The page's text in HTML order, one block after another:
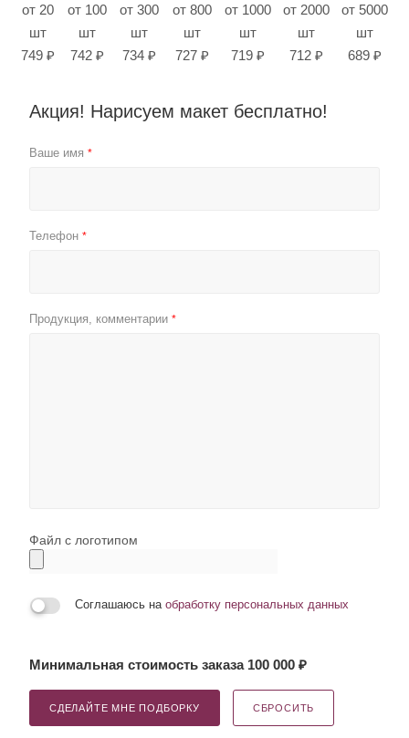
от 20
шт
749 ₽
от 100
шт
742 ₽
от 300
шт
734 ₽
от 800
шт
727 ₽
от 1000
шт
719 ₽
от 2000
шт
712 ₽
от 5000
шт
689 ₽
Акция! Нарисуем макет бесплатно!
Ваше имя *
Телефон *
Продукция, комментарии *
Файл с логотипом
Соглашаюсь на обработку персональных данных
Минимальная стоимость заказа 100 000 ₽
СДЕЛАЙТЕ МНЕ ПОДБОРКУ СБРОСИТЬ